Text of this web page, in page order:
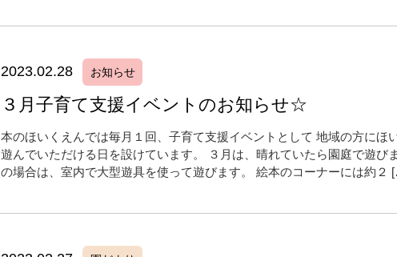
2023.02.28 お知らせ
３月子育て支援イベントのお知らせ☆
本のほいくえんでは毎月１回、子育て支援イベントとして 地域の方にほ
遊んでいただける日を設けています。 ３月は、晴れていたら園庭で遊び
の場合は、室内で大型遊具を使って遊びます。 絵本のコーナーには約２